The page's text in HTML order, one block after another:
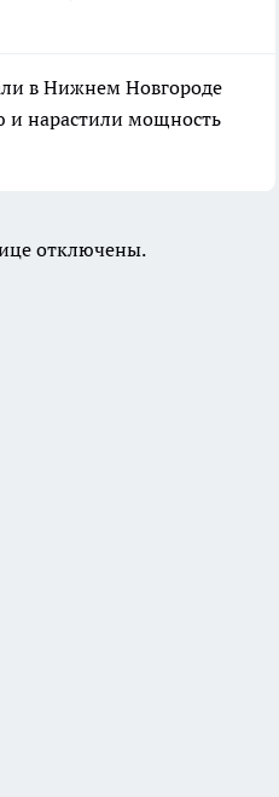
в Нижнем Новгороде
нарастили мощность
отключены.